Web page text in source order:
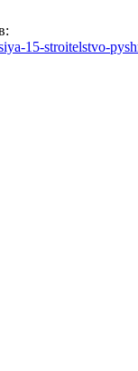
15-stroitelstvo-